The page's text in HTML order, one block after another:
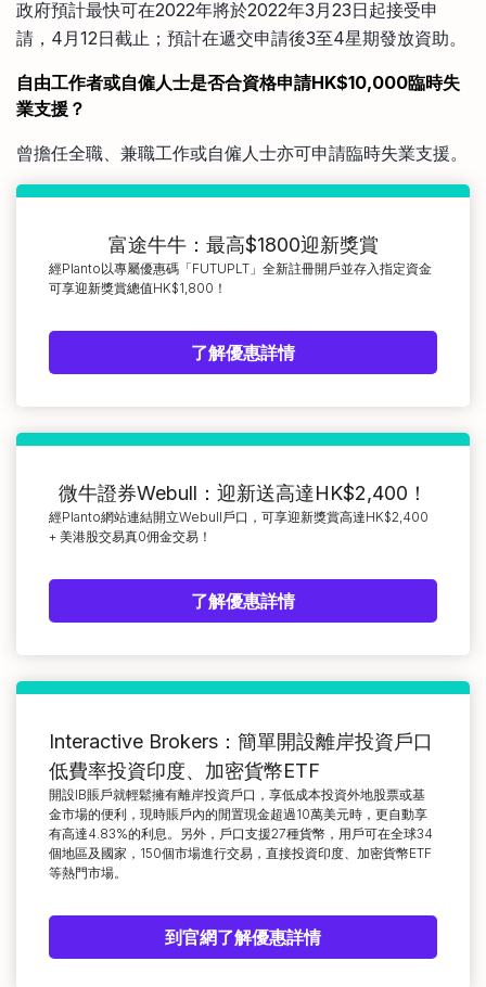
政府預計最快可在2022年將於2022年3月23日起接受申
請，4月12日截止；預計在遞交申請後3至4星期發放資助。
自由工作者或自僱人士是否合資格申請HK$10,000臨時失
業支援？
曾擔任全職、兼職工作或自僱人士亦可申請臨時失業支援。
富途牛牛：最高$1800迎新獎賞
經Planto以專屬優惠碼「FUTUPLT」全新註冊開戶並存入指定資金
可享迎新獎賞總值HK$1,800！
了解優惠詳情
微牛證券Webull：迎新送高達HK$2,400！
經Planto網站連結開立Webull戶口，可享迎新獎賞高達HK$2,400
+ 美港股交易真0佣金交易！
了解優惠詳情
Interactive Brokers：簡單開設離岸投資戶口
低費率投資印度、加密貨幣ETF
開設IB賬戶就輕鬆擁有離岸投資戶口，享低成本投資外地股票或基
金市場的便利，現時賬戶內的閒置現金超過10萬美元時，更自動享
有高達4.83%的利息。另外，戶口支援27種貨幣，用戶可在全球34
個地區及國家，150個市場進行交易，直接投資印度、加密貨幣ETF
等熱門市場。
到官網了解優惠詳情